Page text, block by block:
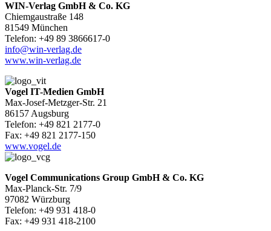
WIN-Verlag GmbH & Co. KG
Chiemgaustraße 148
81549 München
Telefon: +49 89 3866617-0
info@win-verlag.de
www.win-verlag.de
Vogel IT-Medien GmbH
Max-Josef-Metzger-Str. 21
86157 Augsburg
Telefon: +49 821 2177-0
Fax: +49 821 2177-150
www.vogel.de
Vogel Communications Group GmbH & Co. KG
Max-Planck-Str. 7/9
97082 Würzburg
Telefon: +49 931 418-0
Fax: +49 931 418-2100